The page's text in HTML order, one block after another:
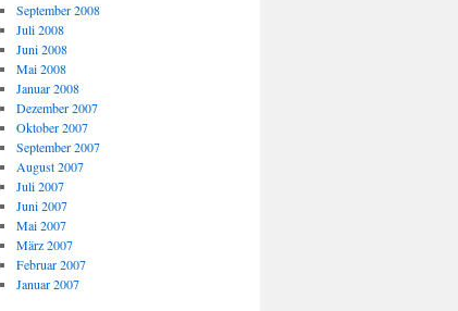
September 2008
Juli 2008
Juni 2008
Mai 2008
Januar 2008
Dezember 2007
Oktober 2007
September 2007
August 2007
Juli 2007
Juni 2007
Mai 2007
März 2007
Februar 2007
Januar 2007